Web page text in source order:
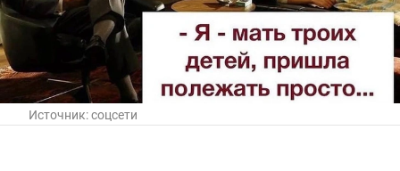
Источник:соцсети